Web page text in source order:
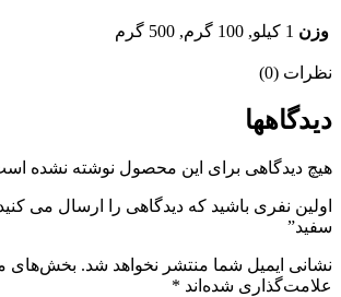
وزن 1 کیلو, 100 گرم, 500 گرم
نظرات (0)
دیدگاهها
هیچ دیدگاهی برای این محصول نوشته نشده
اولین نفری باشید که دیدگاهی را ارسال می
سفید”
نشانی ایمیل شما منتشر نخواهد شد. بخش‌های
علامت‌گذاری شده‌اند *